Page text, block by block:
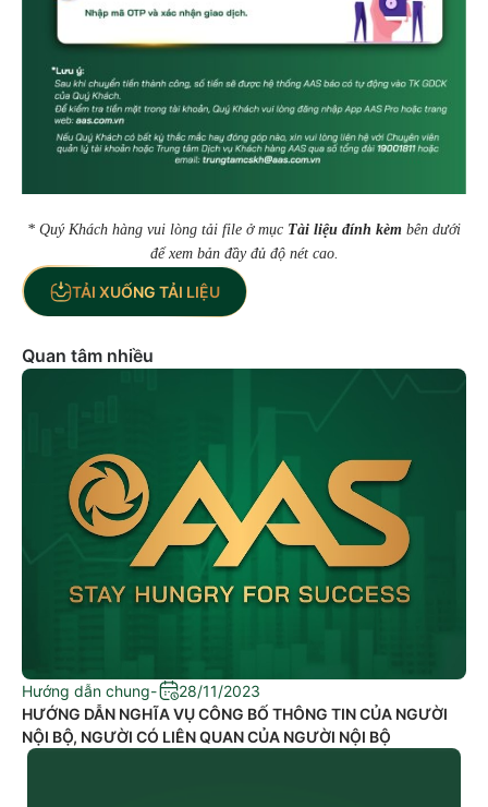
* Quý Khách hàng vui lòng tải file ở mục Tài liệu đính kèm bên dưới
để xem bản đầy đủ độ nét cao.
TẢI XUỐNG TẢI LIỆU
Quan tâm nhiều
Hướng dẫn chung-
28/11/2023
HƯỚNG DẪN NGHĨA VỤ CÔNG BỐ THÔNG TIN CỦA NGƯỜI
NỘI BỘ, NGƯỜI CÓ LIÊN QUAN CỦA NGƯỜI NỘI BỘ